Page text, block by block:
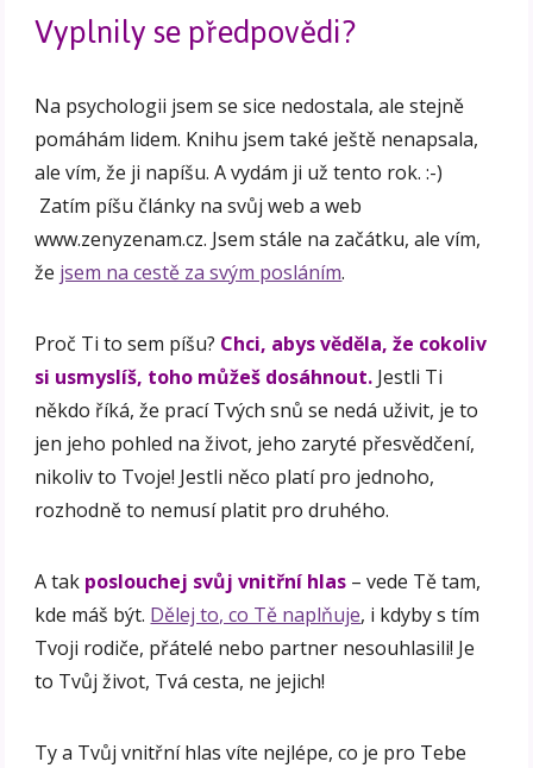
Vyplnily se předpovědi?
Na psychologii jsem se sice nedostala, ale stejně
pomáhám lidem. Knihu jsem také ještě nenapsala,
ale vím, že ji napíšu. A vydám ji už tento rok. :-)
Zatím píšu články na svůj web a web
www.zenyzenam.cz. Jsem stále na začátku, ale vím,
že jsem na cestě za svým posláním.
Proč Ti to sem píšu? Chci, abys věděla, že cokoliv
si usmyslíš, toho můžeš dosáhnout. Jestli Ti
někdo říká, že prací Tvých snů se nedá uživit, je to
jen jeho pohled na život, jeho zaryté přesvědčení,
nikoliv to Tvoje! Jestli něco platí pro jednoho,
rozhodně to nemusí platit pro druhého.
A tak poslouchej svůj vnitřní hlas – vede Tě tam,
kde máš být. Dělej to, co Tě naplňuje, i kdyby s tím
Tvoji rodiče, přátelé nebo partner nesouhlasili! Je
to Tvůj život, Tvá cesta, ne jejich!
Ty a Tvůj vnitřní hlas víte nejlépe, co je pro Tebe